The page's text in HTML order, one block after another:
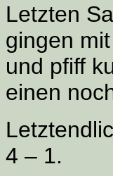
Letzten
gingen
und pfiff
einen
4 – 1.